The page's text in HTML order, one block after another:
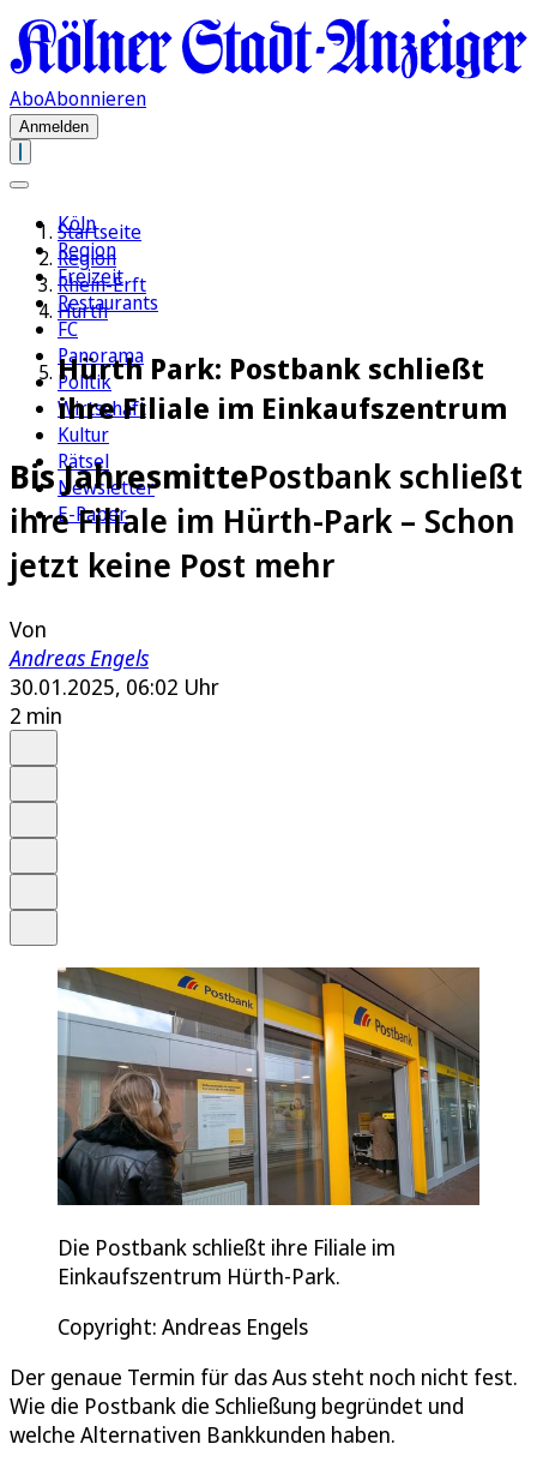
AboAbonnieren
Anmelden
Köln
Region
Freizeit
Restaurants
FC
Panorama
Politik
Wirtschaft
Kultur
Rätsel
Newsletter
E-Paper
Startseite
Region
Rhein-Erft
Hürth
Hürth Park: Postbank schließt
ihre Filiale im Einkaufszentrum
Bis JahresmittePostbank schließt
ihre Filiale im Hürth-Park – Schon
jetzt keine Post mehr
Von
Andreas Engels
30.01.2025, 06:02 Uhr
2 min
Die Postbank schließt ihre Filiale im
Einkaufszentrum Hürth-Park.
Copyright: Andreas Engels
Der genaue Termin für das Aus steht noch nicht fest.
Wie die Postbank die Schließung begründet und
welche Alternativen Bankkunden haben.